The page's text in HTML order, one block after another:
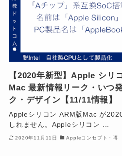
【2020年新型】Apple シ
Mac 最新情報リーク・いつ
ク・デザイン【11/11情報】
Appleシリコン ARM版Mac が
しれません。Appleシリコン ...
2020年11月11日 Appleコンセプト・噂